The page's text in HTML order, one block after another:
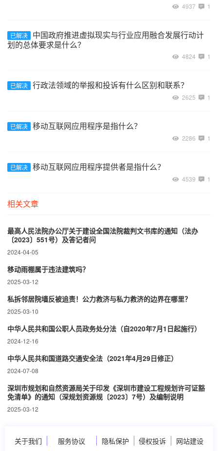
4937 1
已解决
中国政府推进虚拟现实与行业应用融合发展行动计
划的总体要求是什么？
4824 1
已解决 行政法领域的举报和投诉有什么区别和联系？
2625 1
已解决 移动互联网应用程序是指什么？
2286 1
已解决 移动互联网应用程序提供者是指什么？
4539 1
相关文章
最高人民法院办公厅关于建设全国法院裁判文书库的通知（法办
〔2023〕551号）及答记者问
2024-04-05
移动雨棚属于违法建筑吗？
2025-03-12
私拆邻居院墙反被追责！公力救济与私力救济的边界在哪里？‌
2025-03-10
中华人民共和国公职人员政务处分法（自2020年7月1日起施行）
2024-12-16
中华人民共和国道路交通安全法（2021年4月29日修正）
2024-07-08
深圳市规划和自然资源局关于印发《深圳市建设工程规划许可证豁
免清单》的通知（深规划资源规〔2023〕7号）及编制说明
2025-03-12
关于我们 服务协议 隐私保护 侵权投诉 网站建设